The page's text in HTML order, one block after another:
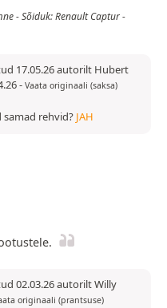
- Sõiduk: Renault Captur -
17.05.26 autorilt Hubert
- Vaata originaali (saksa)
samad rehvid? JAH
02.03.26 autorilt Willy
originaali (prantsuse)